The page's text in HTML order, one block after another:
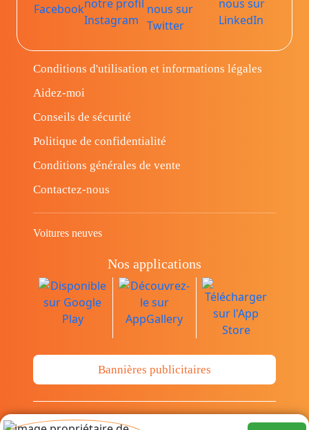
Conditions d'utilisation et informations légales
Aidez-moi
Conseils de sécurité
Politique de confidentialité
Conditions générales de vente
Contactez-nous
Voitures neuves
Nos applications
Bannières publicitaires
© Copyright 2014-2026 Cava.tn Limited Tous